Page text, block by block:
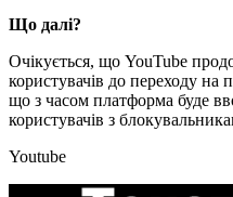
Що далі?
Очікується, що YouTube
користувачів до переходу
що з часом платформа буде
користувачів з
Youtube